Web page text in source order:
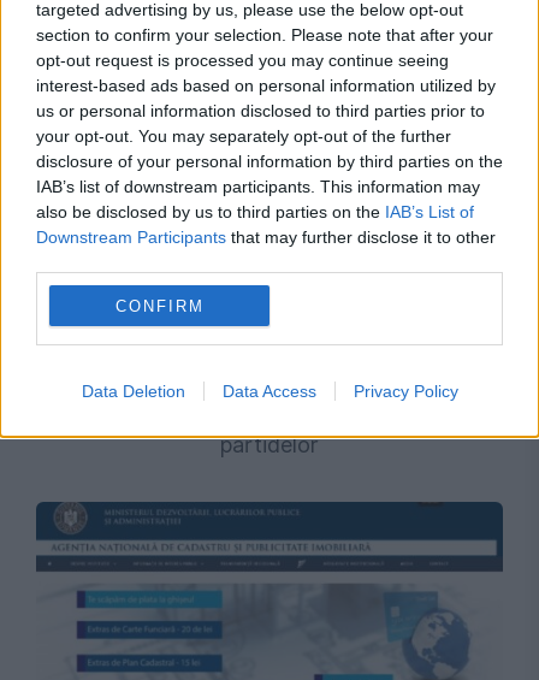
targeted advertising by us, please use the below opt-out
section to confirm your selection. Please note that after your
opt-out request is processed you may continue seeing
interest-based ads based on personal information utilized by
us or personal information disclosed to third parties prior to
your opt-out. You may separately opt-out of the further
disclosure of your personal information by third parties on the
IAB’s list of downstream participants. This information may
also be disclosed by us to third parties on the IAB’s List of
Downstream Participants that may further disclose it to other
CONFIRM
Data Deletion Data Access Privacy Policy
competență. „Bilă neagră” pentru finanțarea
partidelor